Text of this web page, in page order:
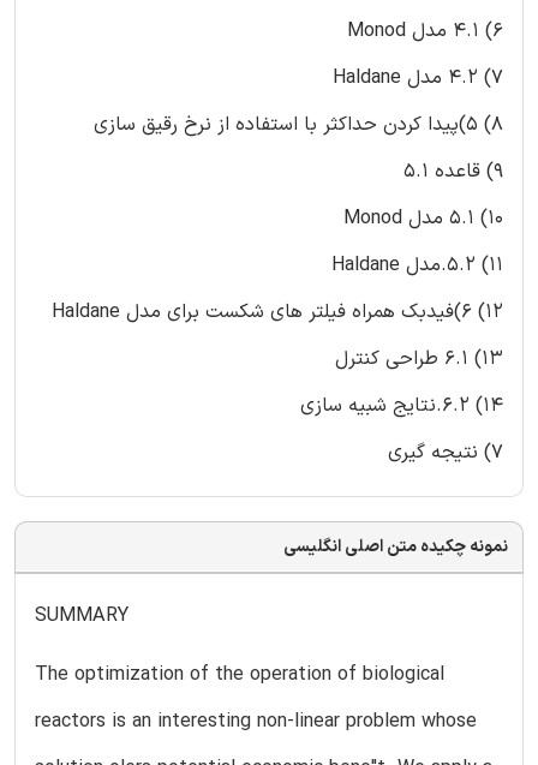
6) 4.1 مدل Monod
7) 4.2 مدل Haldane
8) 5)پیدا کردن حداکثر با استفاده از نرخ رقیق سازی
9) قاعده 5.1
10) 5.1 مدل Monod
11) 5.2.مدل Haldane
12) 6)فیدبک همراه فیلتر های شکست برای مدل Haldane
13) 6.1 طراحی کنترل
14) 6.2.نتایج شبیه سازی
7) نتیجه گیری
نمونه چکیده متن اصلی انگلیسی
SUMMARY
The optimization of the operation of biological
reactors is an interesting non-linear problem whose